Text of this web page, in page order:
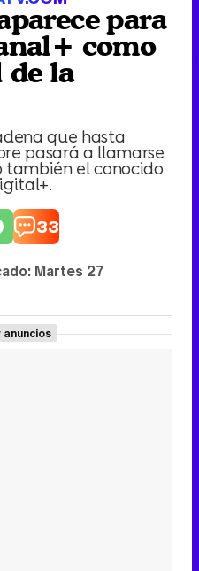
para
como
de la
que hasta
pasará a llamarse
también el conocido
33
Martes 27
anuncios